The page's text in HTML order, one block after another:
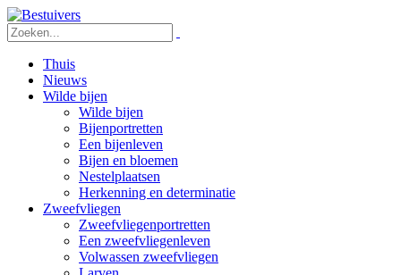
Thuis
Nieuws
Wilde bijen
Wilde bijen
Bijenportretten
Een bijenleven
Bijen en bloemen
Nestelplaatsen
Herkenning en determinatie
Zweefvliegen
Zweefvliegenportretten
Een zweefvliegenleven
Volwassen zweefvliegen